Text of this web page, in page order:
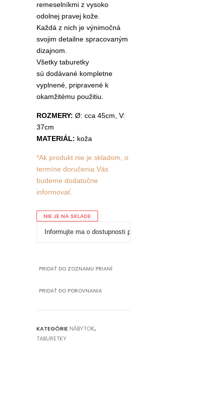
remeselníkmi z vysoko
odolnej pravej kože.
Každá z nich je výnimočná
svojim detailne spracovaným
dizajnom.
Všetky taburetky
sú dodávané kompletne
vyplnené, pripravené k
okamžitému použitiu.
ROZMERY: Ø: cca 45cm, V:
37cm
MATERIÁL: koža
*Ak produkt nie je skladom, o
termíne doručenia Vás
budeme dodatočne
informovať.
NIE JE NA SKLADE
PRIDAŤ DO ZOZNAMU PRIANÍ
PRIDAŤ DO POROVNANIA
KATEGÓRIE NÁBYTOK,
TABURETKY